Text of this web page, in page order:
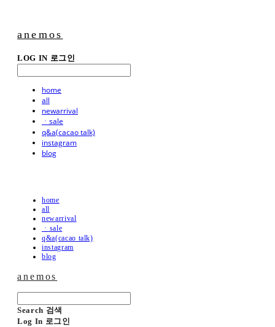
anemos
LOG IN 로그인
home
all
newarrival
ㆍsale
q&a(cacao talk)
instagram
blog
home
all
newarrival
ㆍsale
q&a(cacao talk)
instagram
blog
anemos
Search 검색
Log In 로그인